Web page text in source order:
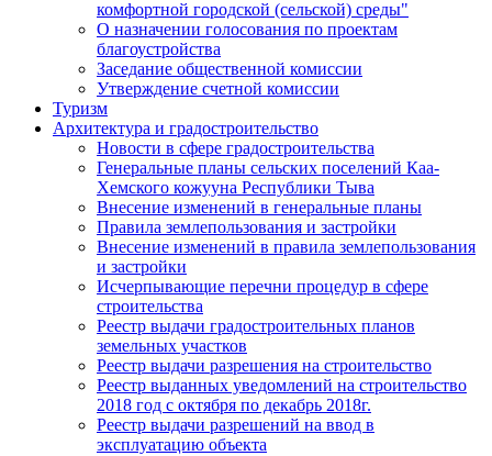
комфортной городской (сельской) среды"
О назначении голосования по проектам
благоустройства
Заседание общественной комиссии
Утверждение счетной комиссии
Туризм
Архитектура и градостроительство
Новости в сфере градостроительства
Генеральные планы сельских поселений Каа-
Хемского кожууна Республики Тыва
Внесение изменений в генеральные планы
Правила землепользования и застройки
Внесение изменений в правила землепользования
и застройки
Исчерпывающие перечни процедур в сфере
строительства
Реестр выдачи градостроительных планов
земельных участков
Реестр выдачи разрешения на строительство
Реестр выданных уведомлений на строительство
2018 год с октября по декабрь 2018г.
Реестр выдачи разрешений на ввод в
эксплуатацию объекта